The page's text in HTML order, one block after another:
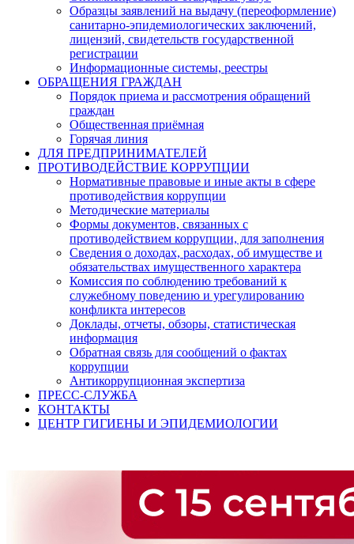
Образцы заявлений на выдачу (переоформление)
санитарно-эпидемиологических заключений,
лицензий, свидетельств государственной
регистрации
Информационные системы, реестры
ОБРАЩЕНИЯ ГРАЖДАН
Порядок приема и рассмотрения обращений
граждан
Общественная приёмная
Горячая линия
ДЛЯ ПРЕДПРИНИМАТЕЛЕЙ
ПРОТИВОДЕЙСТВИЕ КОРРУПЦИИ
Нормативные правовые и иные акты в сфере
противодействия коррупции
Методические материалы
Формы документов, связанных с
противодействием коррупции, для заполнения
Сведения о доходах, расходах, об имуществе и
обязательствах имущественного характера
Комиссия по соблюдению требований к
служебному поведению и урегулированию
конфликта интересов
Доклады, отчеты, обзоры, статистическая
информация
Обратная связь для сообщений о фактах
коррупции
Антикоррупционная экспертиза
ПРЕСС-СЛУЖБА
КОНТАКТЫ
ЦЕНТР ГИГИЕНЫ И ЭПИДЕМИОЛОГИИ